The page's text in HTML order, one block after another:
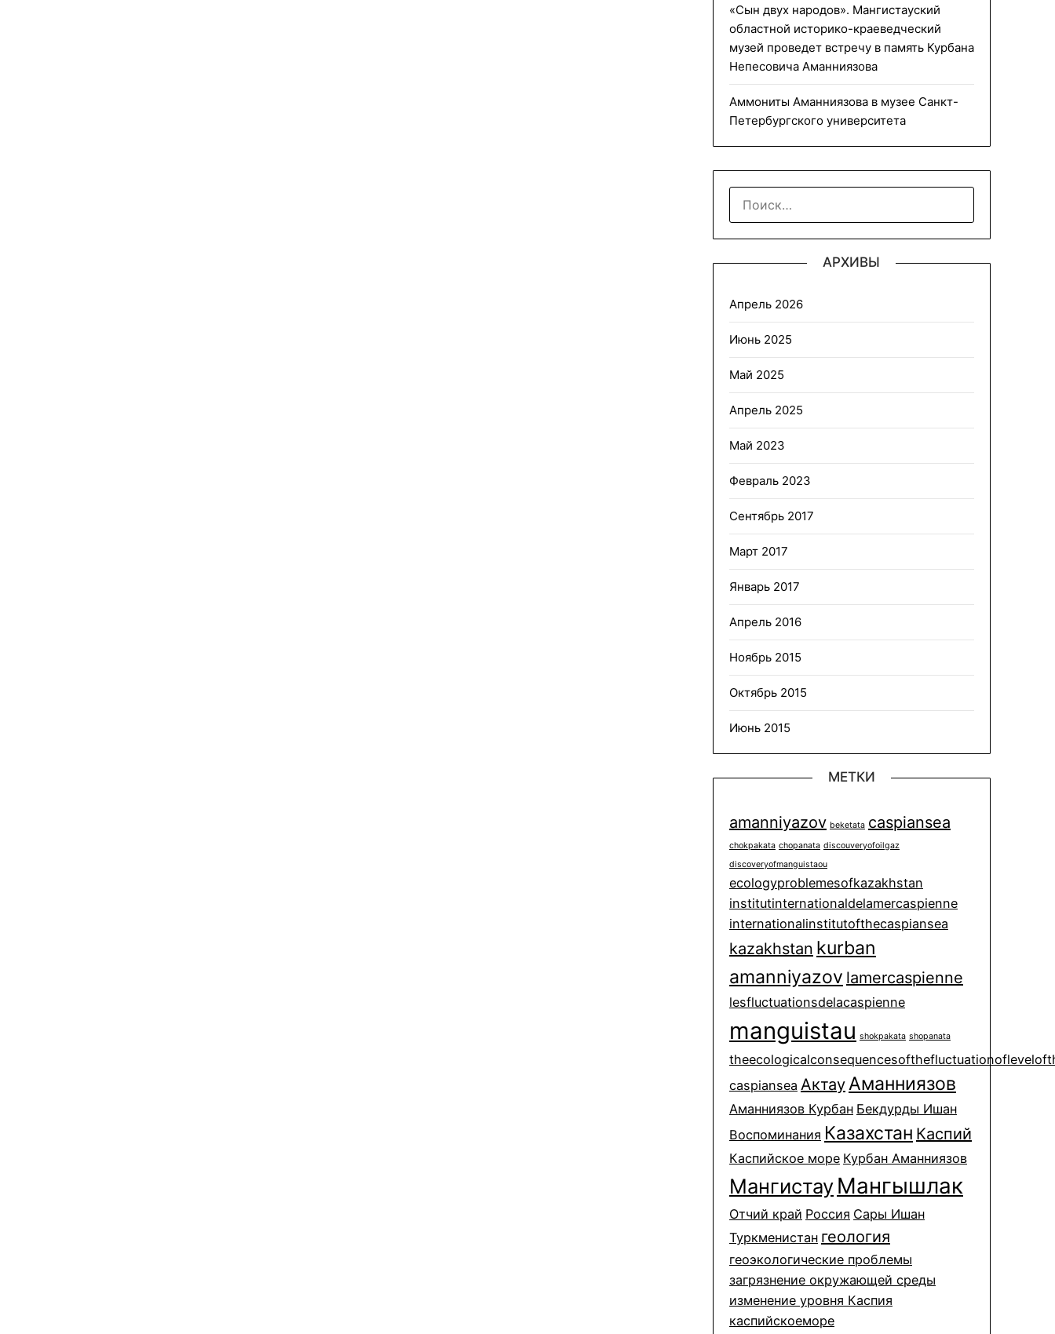
«Сын двух народов». Мангистауский
областной историко-краеведческий
музей проведет встречу в память Курбана
Непесовича Аманниязова
Аммониты Аманниязова в музее Санкт-
Петербургского университета
АРХИВЫ
Апрель 2026
Июнь 2025
Май 2025
Апрель 2025
Май 2023
Февраль 2023
Сентябрь 2017
Март 2017
Январь 2017
Апрель 2016
Ноябрь 2015
Октябрь 2015
Июнь 2015
МЕТКИ
amanniyazov beketata caspiansea
chokpakata chopanata discouveryofoilgaz
discoveryofmanguistaou
ecologyproblemesofkazakhstan
institutinternationaldelamercaspienne
internationalinstitutofthecaspiansea
kazakhstan kurban
amanniyazov lamercaspienne
lesfluctuationsdelacaspienne
manguistau shokpakata shopanata
caspiansea АктауАманниязов
Аманниязов Курбан Бекдурды Ишан
Воспоминания Казахстан Каспий
Каспийское море Курбан Аманниязов
МангистауМангышлак
Отчий край Россия Сары Ишан
Туркменистан геология
геоэкологические проблемы
загрязнение окружающей среды
изменение уровня Каспия
каспийскоеморе